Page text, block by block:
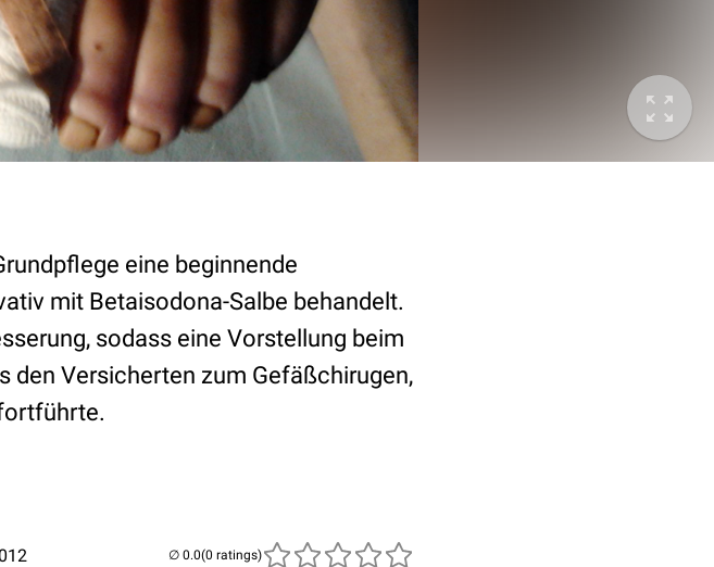
eine beginnende
mit Betaisodona-Salbe behandelt.
sodass eine Vorstellung beim
den Versicherten zum Gefäßchirugen,
(0 ratings)